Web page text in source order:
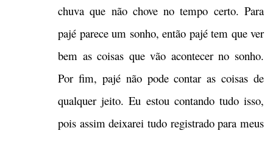
chuva que não chove no tempo certo. Para
pajé parece um sonho, então pajé tem que ver
bem as coisas que vão acontecer no sonho.
Por fim, pajé não pode contar as coisas de
qualquer jeito. Eu estou contando tudo isso,
pois assim deixarei tudo registrado para meus